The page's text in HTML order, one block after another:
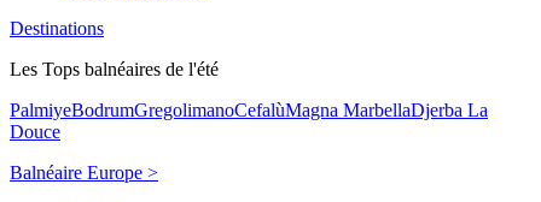
Destinations
Les Tops balnéaires de l'été
PalmiyeBodrumGregolimanoCefalùMagna MarbellaDjerba La
Douce
Balnéaire Europe >